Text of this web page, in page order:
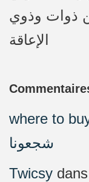
ذوات وذوي
الإعاقة
where to
شجعونا
Twicsy dans